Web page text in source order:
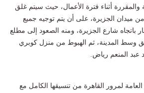
والمقررة أثناء فترة الأعمال، حيث سيتم غلق
ميدان الجزيرة، على أن يتم توجيه جميع
باتجاه شارع الجزيرة، ومنه الصعود إلى مطلع
وسط المدينة، ثم الهبوط من منزل كوبري
عبد المنعم رياض.
العامة لمرور القاهرة من تنسيقها الكامل مع